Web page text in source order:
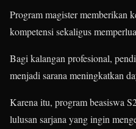
Program magister memberikan
kompetensi sekaligus
Bagi kalangan profesional,
menjadi sarana meningkatkan
Karena itu, program beasiswa
lulusan sarjana yang ingin